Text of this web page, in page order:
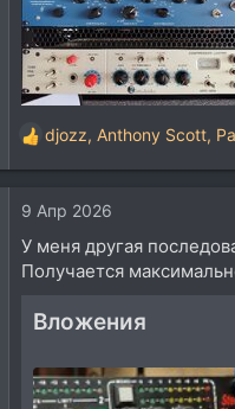
Р
е
к
и
и
djozz, Anthony Scott,
9 Апр 2026
У меня другая
Получается
Вложения